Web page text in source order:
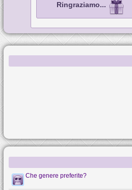
Ringraziamo...
Che genere preferite?